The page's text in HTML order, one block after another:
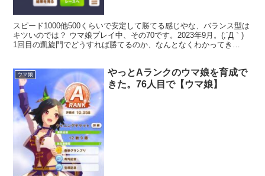
スピード1000他500くらいで安定して勝てる感じやな、バランス型は
キツいのでは？ ウマ娘プレイ中、その70です。2023年9月。(;´Д｀)
1回目の凱旋門でどうすれば勝てるのか、なんとなくわかってき
ウマ娘
やっとAランクのウマ娘を育成で
きた。76人目で【ウマ娘】